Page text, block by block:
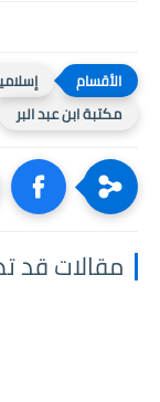
مكتبة ابن عبد البر
مقالات قد